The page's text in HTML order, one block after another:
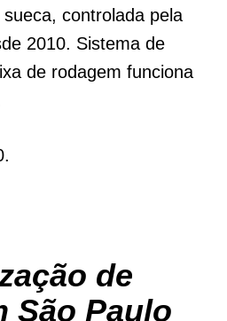
controlada pela
2010. Sistema de
de rodagem funciona
de
São Paulo